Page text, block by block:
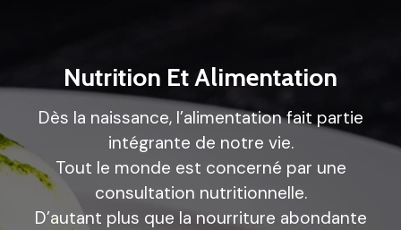
Nutrition Et Alimentation
Dès la naissance, l’alimentation fait partie
intégrante de notre vie.
Tout le monde est concerné par une
consultation nutritionnelle.
D’autant plus que la nourriture abondante